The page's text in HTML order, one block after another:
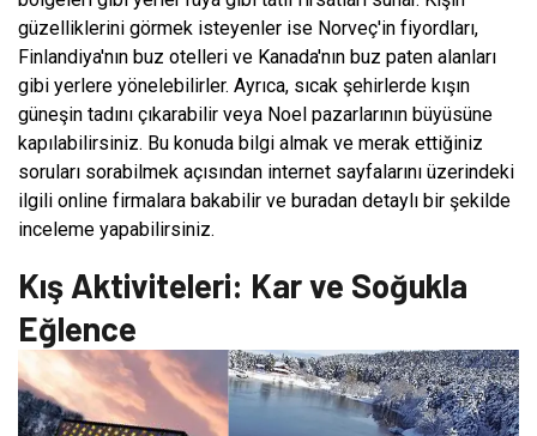
güzelliklerini görmek isteyenler ise Norveç'in fiyordları,
Finlandiya'nın buz otelleri ve Kanada'nın buz paten alanları
gibi yerlere yönelebilirler. Ayrıca, sıcak şehirlerde kışın
güneşin tadını çıkarabilir veya Noel pazarlarının büyüsüne
kapılabilirsiniz. Bu konuda bilgi almak ve merak ettiğiniz
soruları sorabilmek açısından internet sayfalarını üzerindeki
ilgili online firmalara bakabilir ve buradan detaylı bir şekilde
inceleme yapabilirsiniz.
Kış Aktiviteleri: Kar ve Soğukla
Eğlence